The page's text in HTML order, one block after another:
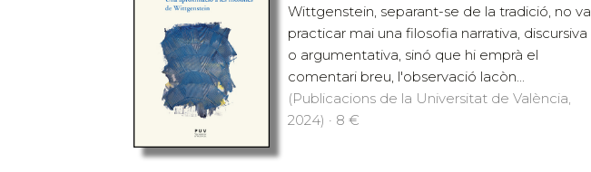
Wittgenstein, separant-se de la tradició, no va
practicar mai una filosofia narrativa, discursiva
o argumentativa, sinó que hi emprà el
comentari breu, l'observació lacòn...
(Publicacions de la Universitat de València,
2024) · 8 €